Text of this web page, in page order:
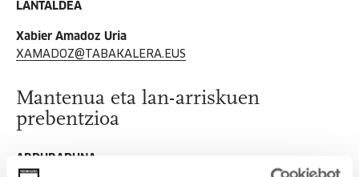
LANTALDEA
Xabier Amadoz Uria
XAMADOZ@TABAKALERA.EUS
Mantenua eta lan-arriskuen
prebentzioa
ARDURADUNA